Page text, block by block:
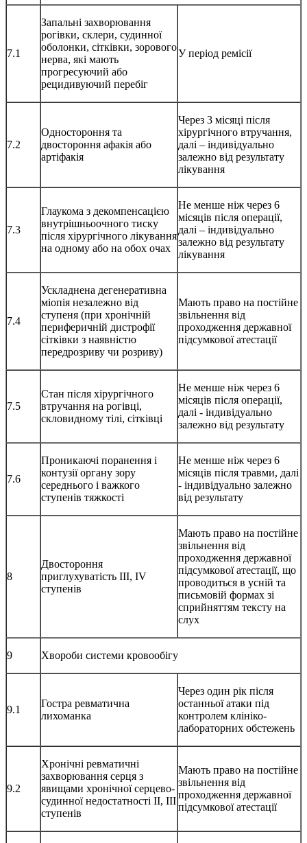
7.1
Запальні захворювання
рогівки, склери, судинної
оболонки, сітківки, зорового
нерва, які мають
прогресуючий або
рецидивуючий перебіг
У період ремісії
7.2
Одностороння та
двостороння афакія або
артіфакія
Через 3 місяці після
хірургічного втручання,
далі – індивідуально
залежно від результату
лікування
7.3
Глаукома з декомпенсацією
внутрішньоочного тиску
після хірургічного лікування
на одному або на обох очах
Не менше ніж через 6
місяців після операції,
далі – індивідуально
залежно від результату
лікування
7.4
Ускладнена дегенеративна
міопія незалежно від
ступеня (при хронічній
периферичній дистрофії
сітківки з наявністю
передрозриву чи розриву)
Мають право на постійне
звільнення від
проходження державної
підсумкової атестації
7.5
Стан після хірургічного
втручання на рогівці,
скловидному тілі, сітківці
Не менше ніж через 6
місяців після операції,
далі - індивідуально
залежно від результату
7.6
Проникаючі поранення і
контузії органу зору
середнього і важкого
ступенів тяжкості
Не менше ніж через 6
місяців після травми, далі
- індивідуально залежно
від результату
8
Двостороння
приглухуватість III, IV
ступенів
Мають право на постійне
звільнення від
проходження державної
підсумкової атестації, що
проводиться в усній та
письмовій формах зі
сприйняттям тексту на
слух
9 Хвороби системи кровообігу
9.1
Гостра ревматична
лихоманка
Через один рік після
останньої атаки під
контролем клініко-
лабораторних обстежень
9.2
Хронічні ревматичні
захворювання серця з
явищами хронічної серцево-
судинної недостатності IІ, ІІІ
ступенів
Мають право на постійне
звільнення від
проходження державної
підсумкової атестації